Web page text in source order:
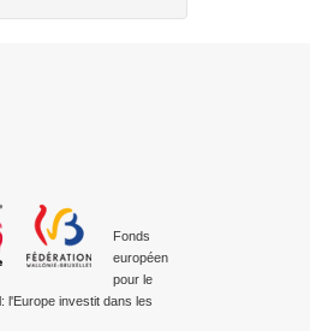
Fonds
européen
pour le
l'Europe investit dans les